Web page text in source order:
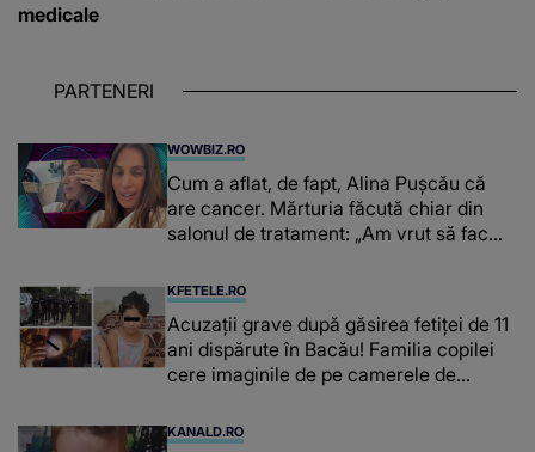
medicale
PARTENERI
WOWBIZ.RO
Cum a aflat, de fapt, Alina Pușcău că
are cancer. Mărturia făcută chiar din
salonul de tratament: „Am vrut să fac
înțepe sânul”
KFETELE.RO
Acuzații grave după găsirea fetiței de 11
ani dispărute în Bacău! Familia copilei
cere imaginile de pe camerele de
mea...”
KANALD.RO